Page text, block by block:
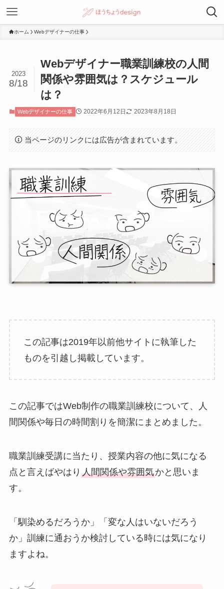
ホーム Webデザイナーの仕事
Webデザイナー職業訓練校の人間
関係や雰囲気は？スケジュール
は？
2023
8/18
Webデザイナーの仕事 2022年6月12日 2023年8月18日
当ページのリンクには広告が含まれています。
この記事は2019年以前他サイトに執筆した
ものを引越し掲載しています。
この記事ではWeb制作の職業訓練校について、人
間関係や毎日の時間割りを簡潔にまとめました。
職業訓練受講に当たり、授業内容の他に気になる
点と言えばやはり 人間関係や雰囲気かと思いま
す。
「馴染めるだろうか」「変な人はいないだろう
か」訓練に通おうか検討している時には気になり
ますよね。